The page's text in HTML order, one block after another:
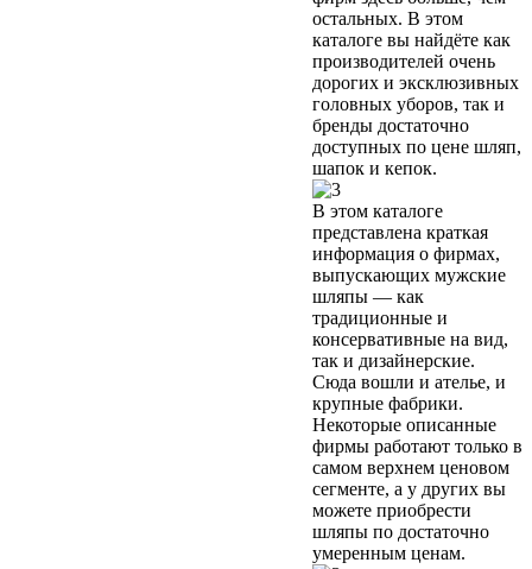
остальных. В этом
каталоге вы найдёте как
производителей очень
дорогих и эксклюзивных
головных уборов, так и
бренды достаточно
доступных по цене шляп,
шапок и кепок.
В этом каталоге
представлена краткая
информация о фирмах,
выпускающих мужские
шляпы — как
традиционные и
консервативные на вид,
так и дизайнерские.
Сюда вошли и ателье, и
крупные фабрики.
Некоторые описанные
фирмы работают только в
самом верхнем ценовом
сегменте, а у других вы
можете приобрести
шляпы по достаточно
умеренным ценам.